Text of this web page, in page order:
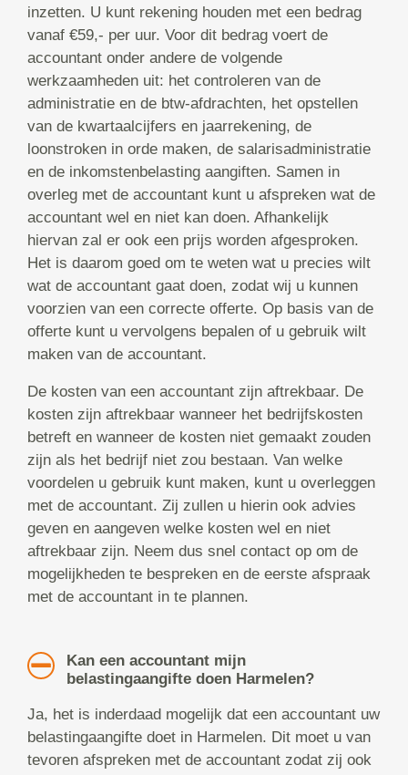
inzetten. U kunt rekening houden met een bedrag
vanaf €59,- per uur. Voor dit bedrag voert de
accountant onder andere de volgende
werkzaamheden uit: het controleren van de
administratie en de btw-afdrachten, het opstellen
van de kwartaalcijfers en jaarrekening, de
loonstroken in orde maken, de salarisadministratie
en de inkomstenbelasting aangiften. Samen in
overleg met de accountant kunt u afspreken wat de
accountant wel en niet kan doen. Afhankelijk
hiervan zal er ook een prijs worden afgesproken.
Het is daarom goed om te weten wat u precies wilt
wat de accountant gaat doen, zodat wij u kunnen
voorzien van een correcte offerte. Op basis van de
offerte kunt u vervolgens bepalen of u gebruik wilt
maken van de accountant.
De kosten van een accountant zijn aftrekbaar. De
kosten zijn aftrekbaar wanneer het bedrijfskosten
betreft en wanneer de kosten niet gemaakt zouden
zijn als het bedrijf niet zou bestaan. Van welke
voordelen u gebruik kunt maken, kunt u overleggen
met de accountant. Zij zullen u hierin ook advies
geven en aangeven welke kosten wel en niet
aftrekbaar zijn. Neem dus snel contact op om de
mogelijkheden te bespreken en de eerste afspraak
met de accountant in te plannen.
Kan een accountant mijn
belastingaangifte doen Harmelen?
Ja, het is inderdaad mogelijk dat een accountant uw
belastingaangifte doet in Harmelen. Dit moet u van
tevoren afspreken met de accountant zodat zij ook